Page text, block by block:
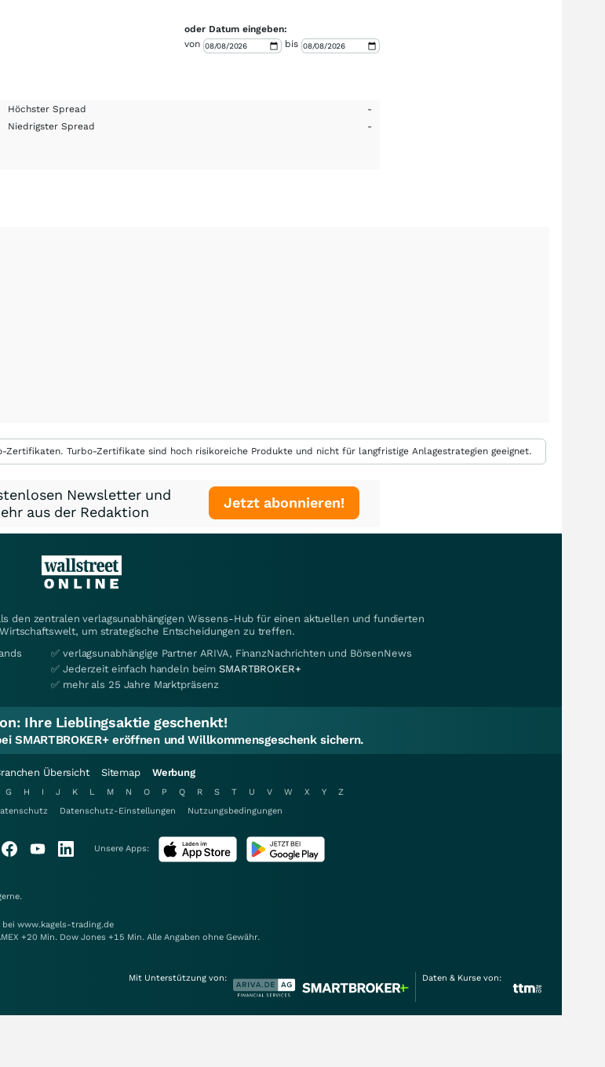
oder Datum eingeben:
von
bis
Höchster Spread
-
Niedrigster Spread
-
Turbo-Zertifikate sind hoch risikoreiche Produkte und nicht für langfristige Anlagestrategien geeignet.
Newsletter und
aus der Redaktion
Jetzt abonnieren!
den zentralen verlagsunabhängigen Wissens-Hub für einen aktuellen und fundierten
um strategische Entscheidungen zu treffen.
✅ verlagsunabhängige Partner ARIVA, FinanzNachrichten und BörsenNews
✅ Jederzeit einfach handeln beimSMARTBROKER+
✅ mehr als 25 Jahre Marktpräsenz
Ihre Lieblingsaktie geschenkt!
SMARTBROKER+ eröffnen und Willkommensgeschenk sichern.
Übersicht Sitemap Werbung
G H I J K L M N O P Q R S T U V W X Y
Z
Datenschutz-Einstellungen Nutzungsbedingungen
Unsere Apps:
www.kagels-trading.de
+20 Min. Dow Jones +15 Min. Alle Angaben ohne Gewähr.
Mit Unterstützung von: Daten & Kurse von: